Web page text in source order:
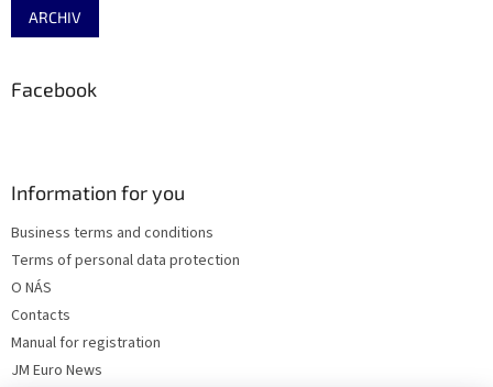
ARCHIV
Facebook
Information for you
Business terms and conditions
Terms of personal data protection
O NÁS
Contacts
Manual for registration
JM Euro News